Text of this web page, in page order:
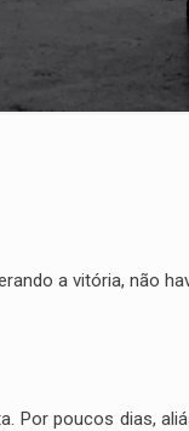
a vitória, não
poucos dias,